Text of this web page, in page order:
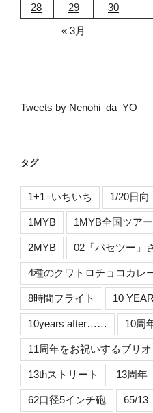
28
29
30
« 3月
Tweets by Nenohi_da_YO
タグ
1+1=いちいち 1/20日向
1MYB 1MYB全国ツアー
2MYB 02「パセツー」
4種のクワトロチョコカレ
8時間フライト 10
10years after…… 10周
11周年をお祝いするブリ
13thストリート 13周年
62口径5インチ砲 65/13